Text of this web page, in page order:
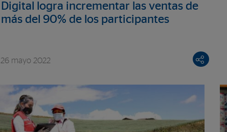
Digital logra incrementar las ventas de
más del 90% de los participantes
26 mayo 2022